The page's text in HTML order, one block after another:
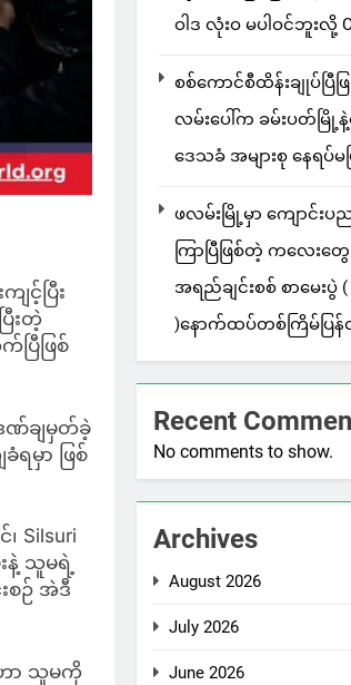
င့်ပြီး
းတဲ့
ြီဖြစ်
ဏ်ချမှတ်ခဲ့
မှာ ဖြစ်
Silsuri
နဲ့ သူမရဲ့
စဉ် အဲဒီ
ာ သူမကို
ဝါဒ လုံးဝ မပါဝင်ဘူးလို့
စစ်ကောင်စီထိန်းချုပ်ပြီ
လမ်းပေါ်က ခမ်းပတ်မြို့
ဒေသခံ အများစု နေရပ်မ
ဖလမ်းမြို့မှာ ကျောင်းပ
ကြာပြီဖြစ်တဲ့ ကလေ
အရည်ချင်းစစ် စာမေးပွဲ (
)နောက်ထပ်တစ်ကြိမ်ပြ
Recent
No comments to show.
Archives
August 2026
July 2026
June 2026